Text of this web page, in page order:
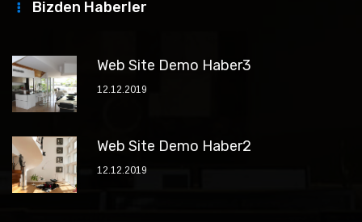
Bizden Haberler
Web Site Demo Haber3
12.12.2019
Web Site Demo Haber2
12.12.2019